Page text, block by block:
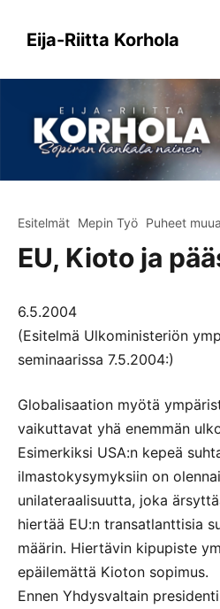
sisältöönEija-Riitta Korhola
Esitelmät Mepin Työ Puheet
EU, Kioto ja
6.5.2004
(Esitelmä Ulkoministeriön
seminaarissa 7.5.2004:)
Globalisaation myötä
vaikuttavat yhä enemmän
Esimerkiksi USA:n kepeä
ilmastokysymyksiin on
unilateraalisuutta, joka
hiertää EU:n transatlanttisia
määrin. Hiertävin kipupiste
epäilemättä Kioton sopimus.
Ennen Yhdysvaltain